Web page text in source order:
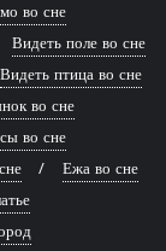
во сне
Видеть поле во сне
Видеть птица во сне
во сне
во сне
Ежа во сне